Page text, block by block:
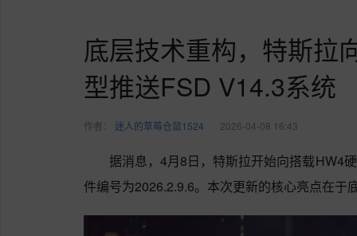
底层技术重构，特斯拉
型推送FSD V14.3系统
作者： 迷人的草莓仓鼠1524 2026-04-08 16:43
据消息，4月8日，特斯拉开始向搭载HW4
件编号为2026.2.9.6。本次更新的核心亮点在于